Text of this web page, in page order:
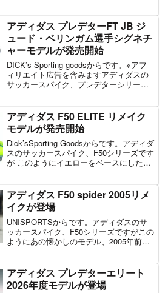
売、サッカーショップKAMOでは抽選販
売を実施。ち...
アディダス プレデターFT JB ジ
ュード・ベリンガム選手シグネチ
ャーモデルが発売開始
DICK’s Sporting goodsからです。※アフ
ィリエイト広告を含みますアディダスの
サッカースパイク、プレデターシリーズ
しいスパイクが登場しています！海外で
は...
アディダス F50 ELITE リメイク
モデルが発売開始
Dick’sSporting Goodsからです。アディダ
スのサッカースパイク、F50シリーズです
が このようにイエローをベースにした、
ューレースカバーがついている本作...
アディダス F50 spider 2005リメ
イクが登場
UNISPORTSからです。アディダスのサ
ッカースパイク、F50シリーズですがこの
ようにあの懐かしのモデル、2005年前後
の仕様も残したリメイクモデルに。た
だ、UN...
アディダス プレデターエリート
2026年度モデルが登場